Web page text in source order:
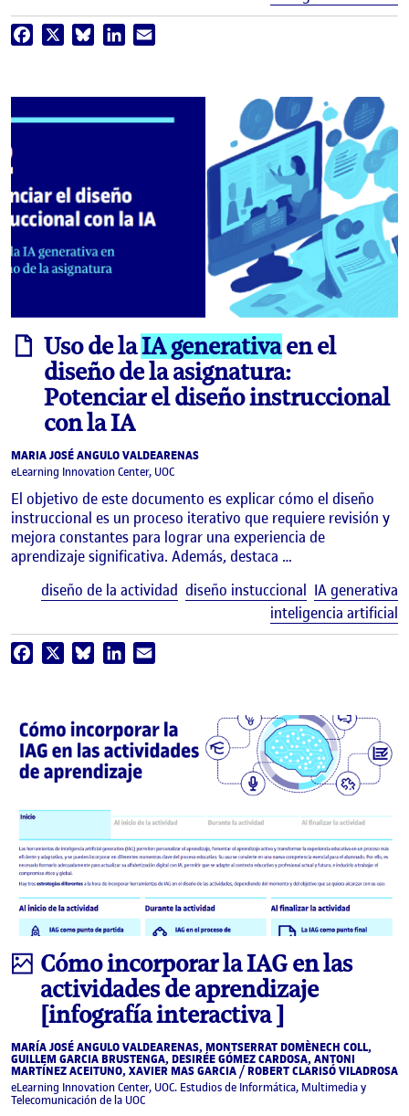
Facebook BlueskyLinkedIn
informe
Uso de laIA generativaen el
diseño de la asignatura:
Potenciar el diseño instruccional
con la IA
MARIA JOSÉ ANGULO VALDEARENAS
eLearning Innovation Center, UOC
El objetivo de este documento es explicar cómo el diseño
instruccional es un proceso iterativo que requiere revisión y
mejora constantes para lograr una experiencia de
aprendizaje significativa. Además, destaca …
diseño de la actividad diseño instuccional IA generativa
inteligencia artificial
Facebook BlueskyLinkedIn
Infografía
Cómo incorporar la IAG en las
actividades de aprendizaje
[infografía interactiva ]
MARÍA JOSÉ ANGULO VALDEARENAS, MONTSERRAT DOMÈNECH COLL,
GUILLEM GARCIA BRUSTENGA, DESIRÉE GÓMEZ CARDOSA, ANTONI
MARTÍNEZ ACEITUNO, XAVIER MAS GARCIA / ROBERT CLARISÓ VILADROSA
eLearning Innovation Center, UOC. Estudios de Informática, Multimedia y
Telecomunicación de la UOC